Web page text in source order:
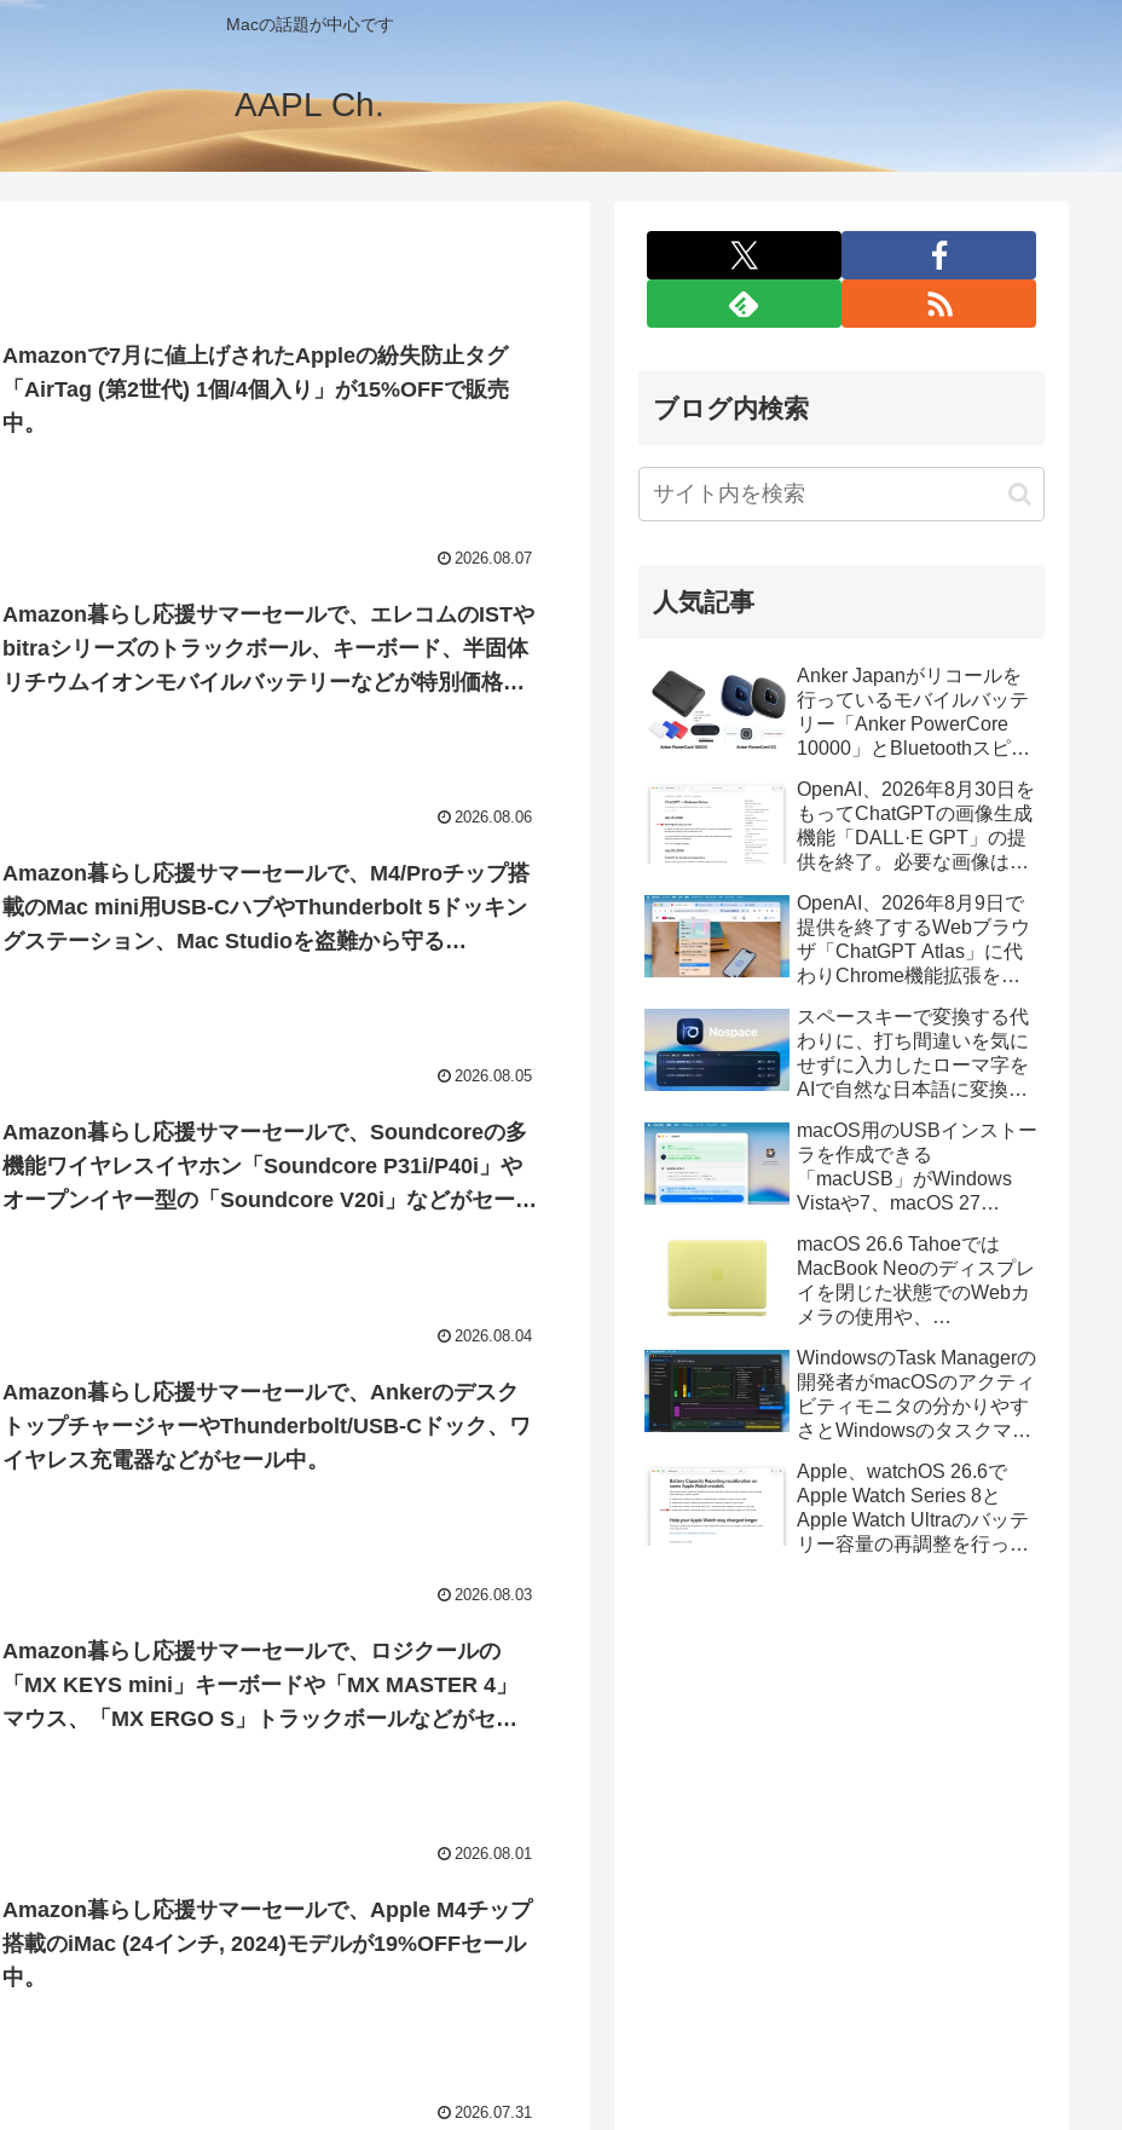
Macの話題が中心です
AAPL Ch.
Amazonで7月に値上げされたAppleの紛失防止タグ
「AirTag (第2世代) 1個/4個入り」が15%OFFで販売
中。
2026.08.07
Amazon暮らし応援サマーセールで、エレコムのISTや
bitraシリーズのトラックボール、キーボード、半固体
リチウムイオンモバイルバッテリーなどが特別価格で
2026.08.06
Amazon暮らし応援サマーセールで、M4/Proチップ搭
載のMac mini用USB-CハブやThunderbolt 5ドッキン
グステーション、Mac Studioを盗難から守る
2026.08.05
Amazon暮らし応援サマーセールで、Soundcoreの多
機能ワイヤレスイヤホン「Soundcore P31i/P40i」や
オープンイヤー型の「Soundcore V20i」などがセール
2026.08.04
Amazon暮らし応援サマーセールで、Ankerのデスク
トップチャージャーやThunderbolt/USB-Cドック、ワ
イヤレス充電器などがセール中。
2026.08.03
Amazon暮らし応援サマーセールで、ロジクールの
「MX KEYS mini」キーボードや「MX MASTER 4」
マウス、「MX ERGO S」トラックボールなどがセー
2026.08.01
Amazon暮らし応援サマーセールで、Apple M4チップ
搭載のiMac (24インチ, 2024)モデルが19%OFFセール
中。
2026.07.31
ブログ内検索
人気記事
Anker Japanがリコールを
行っているモバイルバッテ
リー「Anker PowerCore
10000」とBluetoothスピー
辺を焼損する火災が6月に3
件発生していたそうなので
注意を。
OpenAI、2026年8月30日を
もってChatGPTの画像生成
機能「DALL·E GPT」の提
供を終了。必要な画像は期
OpenAI、2026年8月9日で
提供を終了するWebブラウ
ザ「ChatGPT Atlas」に代
わりChrome機能拡張をア
画の質問やAsk ChatGPT機
能を追加。
スペースキーで変換する代
わりに、打ち間違いを気に
せずに入力したローマ字を
AIで自然な日本語に変換し
力アプリ「Nospace」がリ
リース。
macOS用のUSBインストー
ラを作成できる
「macUSB」がWindows
Vistaや7、macOS 27
トーラの作成に対応。
macOS 26.6 Tahoeでは
MacBook Neoのディスプレ
イを閉じた状態でのWebカ
メラの使用や、
利用しMacBook Neoを復元
する際の安定性が向上。
WindowsのTask Managerの
開発者がmacOSのアクティ
ビティモニタの分かりやす
さとWindowsのタスクマネ
Mac用システムモニタアプ
リ「Task Manager TMOG」
のBeta版を公開。
Apple、watchOS 26.6で
Apple Watch Series 8と
Apple Watch Ultraのバッテ
リー容量の再調整を行った